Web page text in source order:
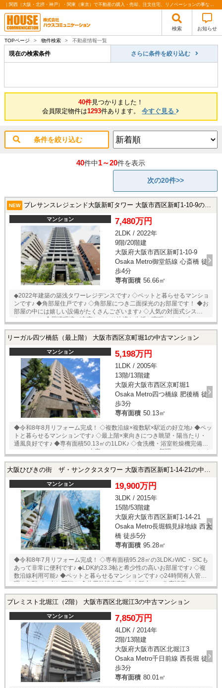
｜関西（大阪・北摂・神戸）・関東（東京）で不動産の購入・売却、注文住宅、リノベーションの事なら株式会社ハウスコミュニケーション
検索 お知らせ
TOPページ > 物件検索 > 不動産情報一覧
現在の検索条件 さらに条件を絞り込む
40件見つかりました！
会員限定物件は1293件あります。今すぐ見る
条件を絞り込む
40件中1～20件を表示
次の20件>>
NEW プレサンスレジェンド大阪新町タワー 大阪市西区新町1-10-9の中古マンション
マンション 7,480万円
2LDK / 2022年
9階/20階建
大阪府大阪市西区新町1-10-9
Osaka Metro御堂筋線 心斎橋 徒
歩4分
専有面積 56.66㎡
◆2022年建築の築浅タワーレジデンスです♪ ◇ペットと暮らせるマンショ
ンです♪ ◆角部屋住戸です♪ ◇角部屋につき二面採光のお部屋です！ ◆お
部屋の中には嬉しい設備がたくさんございます♪ ◇人気の対面式システム
キッチン！ ◆周辺環境が充実しており快適な生活が実現します♪ ◇シュー
フロントはコンシェルジュサービスがございます♪ ◆各階にゴミステーシ
ョンがあり、24時間ゴミ出しが可能です！ ■室内設備■ ◇床暖
房 ◇パントリー ◇食洗機 ◇デ
ィスポーザー ◇浄水器内蔵水栓 ◇グリル付き3口コンロ ◇ミ
ストサウナ ◇浴室暖房乾燥機 ◇ジャグジ
ー ◇複層ガラス □立地のポイント□ ◆四
つ橋線【四ツ橋】駅まで徒歩4分 ◆御堂筋・長堀鶴見緑地線【心斎橋】駅
まで徒歩6分 ◆長堀鶴見緑地線【西大橋】駅まで徒歩7分 ◆四ツ橋・中
央・御堂筋線【本町】駅まで徒歩10分 ◆【セブンイレブン大阪新町1丁
目店】まで徒歩1分 ◆【イオンフードスタイル四ツ橋店】まで徒歩3分 売
主様居住中に付き、内覧予約受付中です！ご希望の日時を担当にお伝え
リーガル四ツ橋筋（最上階） 大阪市西区京町堀1の中古マンション
マンション 5,198万円
1LDK / 2005年
13階/13階建
大阪府大阪市西区京町堀1
Osaka Metro四つ橋線 肥後橋 徒
歩3分
専有面積 50.13㎡
◆令和8年8月リフォーム完成！ ◇複数沿線×複数駅×駅近の好立地♪ ◆ペッ
トと暮らせるマンションです♪ ◇最上階×東向きにつき眺望・陽当たり・
通風良好です♪ ◆専有面積50.13㎡の1LDK♪ ◇食洗機・浴室乾燥機完備！
■リフォーム内容■ ・システムキッチン新調 ・ユニットバ
・クロス貼替 □立地のポイント□ ◆四つ橋線【肥後
橋】駅まで徒歩3分 ◆御堂筋・四ツ橋・中央線【本町】駅まで徒歩10分
◆御堂筋線【淀屋橋】駅まで徒歩12分 ◆【セブンイレブン大阪立売堀1
丁目店】まで徒歩2分 ◆【ライフ西大橋店】まで徒歩8分 ★即日内覧可能
物件！お好きな日時でご内覧可能！★ 当店までお電話いただくか、もし
くは24時間対応可能「内覧予約・お問い合わせ」フォームよりお問い合
わせ下さい！業務に精通したスタッフが丁寧に対応致します。ご来店が
困難な場合は、ご希望場所でのお待ち合わせも可能です。 ※当社ではネ
ットで他社様が広告している物件も同時に紹介・案内可能です。 併せて
内覧を希望される際は、物件名を担当者までお申し付け下さい。
マンション 19,900万円
3LDK / 2015年
15階/53階建
大阪府大阪市西区新町1-14-21
Osaka Metro長堀鶴見緑地線 西大
橋 徒歩5分
専有面積 95.28㎡
◆令和8年7月リフォーム完成！ ◇専有面積95.28㎡の3LDK♪WIC・SICも
あって非常に便利です♪ ◆LDK約23.3帖と希少性の高いお部屋です♪ ◇複
数沿線利用可能♪ ◆ペットと暮らせるマンションです♪ ◇24時間有人管
理！各階ゴミ出し可能！ ◆共用施設充実♪ ◇大阪市エコ住宅認定
容■ ・トイレ新調 ・洗面化粧台新調 ・洗濯パン/洗濯水栓新調 ・給湯器
新調 ・天カセエアコン新調（2台） ・キッチン新調 ・浴室換気設備新調
□立地のポイント□ ◆四つ橋線【本町】駅まで徒歩6分
◆長堀鶴見緑地線【西大橋】駅まで徒歩5分 ◆御堂筋線【心斎橋】駅まで
徒歩10分 ◆【ライフ西大橋店】まで徒歩5分 ◆【オリックス劇場】まで
徒歩1分 ■共用施設■ ■室内設備■ ◇ペットルー
ム/1階 ◇ディスポーザー ◇コンシェルジュ/2階 ◇
静音シンク ◇各階ゴミステーション ◇食洗機 ◇オーナーズ
ラウンジ/2階 ◇ミストサウナ ◇キッズルーム/2階 ◇浴
室暖房乾燥機 ◇ゲストルーム×3/30階 ◇カラリ床・サーモフロア
◇ビューラウンジ/30階 ◇ガス温水式床暖房 ◇パーティールー
プレミスト北堀江（2階） 大阪市西区北堀江3の中古マンション
マンション 7,850万円
4LDK / 2014年
2階/13階建
大阪府大阪市西区北堀江3
Osaka Metro千日前線 西長堀 徒
歩3分
専有面積 80.01㎡